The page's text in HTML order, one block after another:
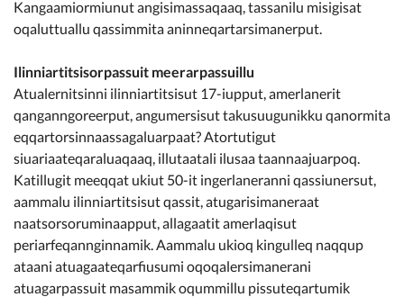
Kangaamiormiunut angisimassaqaaq, tassanilu misigisat
oqaluttuallu qassimmita aninneqartarsimanerput.
Ilinniartitsisorpassuit meerarpassuillu
Atualernitsinni ilinniartitsisut 17-iupput, amerlanerit
qanganngoreerput, angumersisut takusuugunikku qanormita
eqqartorsinnaassagaluarpaat? Atortutigut
siuariaateqaraluaqaaq, illutaatali ilusaa taannaajuarpoq.
Katillugit meeqqat ukiut 50-it ingerlaneranni qassiunersut,
aammalu ilinniartitsisut qassit, atugarisimaneraat
naatsorsoruminaapput, allagaatit amerlaqisut
periarfeqannginnamik. Aammalu ukioq kingulleq naqqup
ataani atuagaateqarfiusumi oqoqalersimanerani
atuagarpassuit masammik oqummillu pissuteqartumik